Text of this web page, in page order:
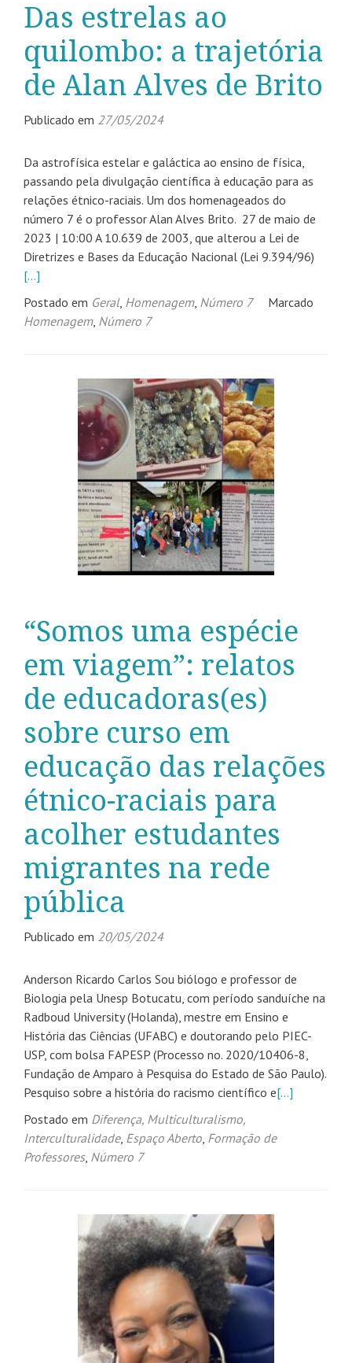
Das estrelas ao
quilombo: a trajetória
de Alan Alves de Brito
Publicado em 27/05/2024
Da astrofísica estelar e galáctica ao ensino de física,
passando pela divulgação científica à educação para as
relações étnico-raciais. Um dos homenageados do
número 7 é o professor Alan Alves Brito. 27 de maio de
2023 | 10:00 A 10.639 de 2003, que alterou a Lei de
Diretrizes e Bases da Educação Nacional (Lei 9.394/96)
[…]
Postado em Geral, Homenagem, Número 7
Marcado
Homenagem, Número 7
“Somos uma espécie
em viagem”: relatos
de educadoras(es)
sobre curso em
educação das relações
étnico-raciais para
acolher estudantes
migrantes na rede
pública
Publicado em 20/05/2024
Anderson Ricardo Carlos Sou biólogo e professor de
Biologia pela Unesp Botucatu, com período sanduíche na
Radboud University (Holanda), mestre em Ensino e
História das Ciências (UFABC) e doutorando pelo PIEC-
USP, com bolsa FAPESP (Processo no. 2020/10406-8,
Fundação de Amparo à Pesquisa do Estado de São Paulo).
Pesquiso sobre a história do racismo científico e[…]
Postado em Diferença, Multiculturalismo,
Interculturalidade, Espaço Aberto, Formação de
Professores, Número 7